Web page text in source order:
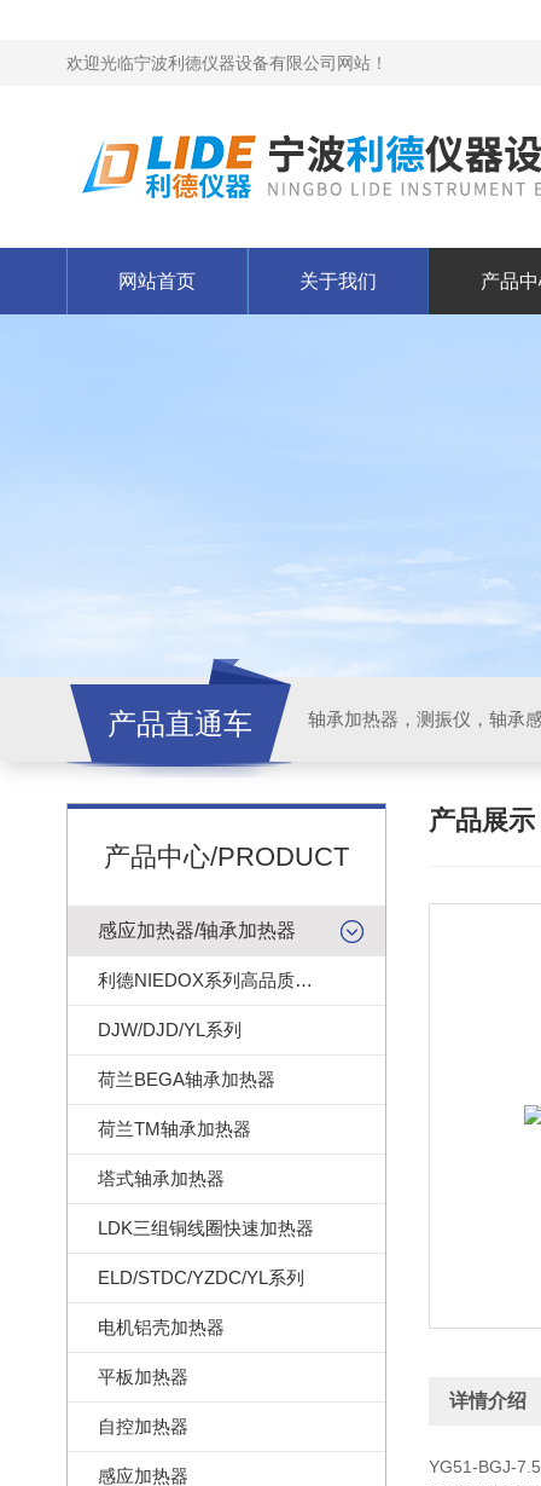
欢迎光临宁波利德仪器设备有限公司网站！
网站首页 关于我们 产品
产品直通车 轴承加热器，测振仪，轴承
产品中心/PRODUCT
感应加热器/轴承加热器
利德NIEDOX系列高品质轴承加热器
DJW/DJD/YL系列
荷兰BEGA轴承加热器
荷兰TM轴承加热器
塔式轴承加热器
LDK三组铜线圈快速加热器
ELD/STDC/YZDC/YL系列
电机铝壳加热器
平板加热器
自控加热器
感应加热器
产品展示
详情介绍
YG51-BGJ-